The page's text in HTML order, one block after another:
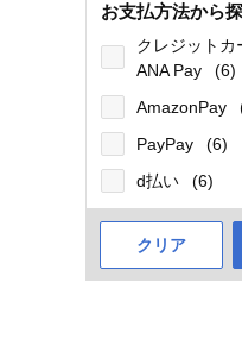
お支払方法から
クレジットカ
ANA Pay
(6)
AmazonPay
PayPay
(6)
d払い
(6)
クリア